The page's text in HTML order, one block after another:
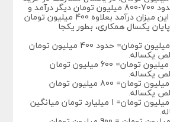
و فروش دامین رند، حدود 700-800 میلیون تومان دیگر درآمد و
سود حاصل میشه که این میزان درآمد بعلاوه 400 میلیون تومان
یکسال همکاری، بطور یکجا
سرمایه گذاری با 200 میلیون تومان= حدود 400 میلیون تومان
یکساله.
سرمایه گذاری با 300 میلیون تومان= 600 میلیون تومان
یکساله.
سرمایه گذاری با 400 میلیون تومان= 800 میلیون تومان
یکساله.
سرمایه گذاری با 500 میلیون تومان= 1 میلیارد تومان میانگین